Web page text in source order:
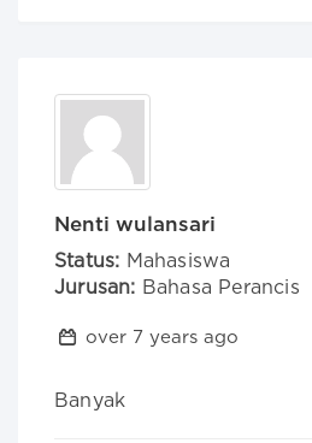
Nenti wulansari
Status: Mahasiswa
Jurusan: Bahasa Perancis
over 7 years ago
Banyak